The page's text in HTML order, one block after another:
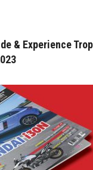
& Experience